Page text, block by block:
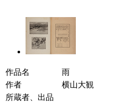
作品名
雨
作者
横山大観
所蔵者、出品